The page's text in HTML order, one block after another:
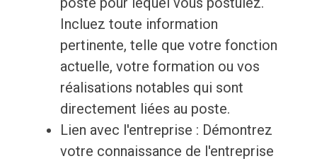
Incluez toute information
pertinente, telle que votre fonction
actuelle, votre formation ou vos
réalisations notables qui sont
directement liées au poste.
Lien avec l'entreprise : Démontrez
votre connaissance de l'entreprise